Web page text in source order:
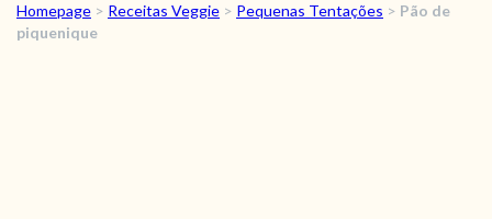
RECEITAS
Homepage > Receitas Veggie > Pequenas Tentações > Pão de
piquenique